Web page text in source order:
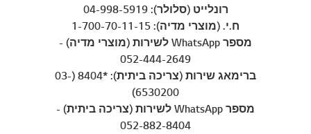
רונלייט (סלולר): 04-998-5919
ח.י. (מוצרי מדיה): 1-700-70-11-15
מספר WhatsApp לשירות (מוצרי מדיה) -
052-444-2649
ברימאג שירות (צריכה ביתית): *8404 (03-
6530200)
מספר WhatsApp לשירות (צריכה ביתית) -
052-882-8404